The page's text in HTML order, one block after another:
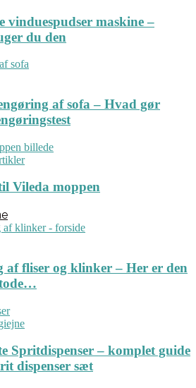
vinduespudser maskine –
du den
af sofa – Hvad gør
Vileda moppen
af fliser og klinker – Her er den
Spritdispenser – komplet guide
dispenser sæt